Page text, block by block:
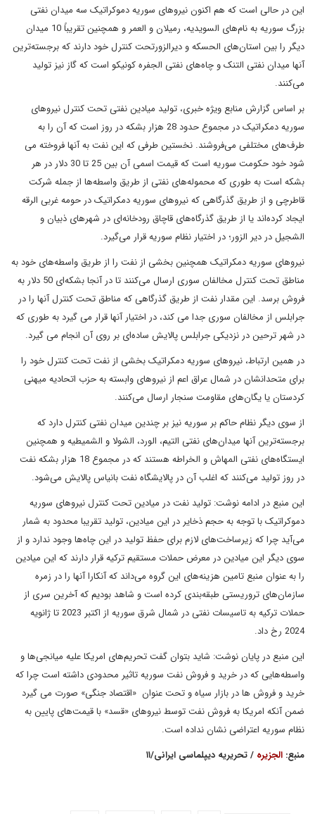
این در حالی است که هم اکنون نیروهای سوریه دموکراتیک سه میدان نفتی
بزرگ سوریه به نام‌های السویدیه، رمیلان و العمر و همچنین تقریباً 10 میدان
دیگر را بین استان‌های الحسکه و دیرالزورتحت کنترل خود دارند که برجسته‌ترین
آنها میدان نفتی التنک و چاه‌های نفتی الجفره کونیکو است که گاز نیز تولید
می‌کنند.
بر اساس گزارش منابع ویژه خبری، تولید میادین نفتی تحت کنترل نیروهای
سوریه دمکراتیک در مجموع حدود 28 هزار بشکه در روز است که آن را به
طرف‌های مختلفی می‌فروشند. نخستین طرفی که این نفت به آنها فروخته می
شود خود حکومت سوریه است که قیمت اسمی آن بین 25 تا 30 دلار در هر
بشکه است به طوری که محموله‌های نفتی از طریق واسطه‌ها از جمله شرکت
قاطرچی و از طریق گذرگاهی که نیروهای سوریه دمکراتیک در حومه غربی الرقه
ایجاد کرده‌اند یا از طریق گذرگاه‌های قاچاق رودخانه‌ای در شهرهای ذبیان و
الشجیل در دیر الزور؛ در اختیار نظام سوریه قرار می‌گیرد.
نیروهای سوریه دمکراتیک همچنین بخشی از نفت را از طریق واسطه‌های خود به
مناطق تحت کنترل مخالفان سوری ارسال می‌کنند تا در آنجا بشکه‌ای 50 دلار به
فروش برسد. این مقدار نفت از طریق گذرگاهی که مناطق تحت کنترل آنها را در
جرابلس از مخالفان سوری جدا می کند، در اختیار آنها قرار می گیرد به طوری که
در شهر ترحین در نزدیکی جرابلس پالایش ساده‌ای بر روی آن انجام می گیرد.
در همین ارتباط، نیروهای سوریه دمکراتیک بخشی از نفت تحت کنترل خود را
برای متحدانشان در شمال عراق اعم از نیروهای وابسته به حزب اتحادیه میهنی
کردستان یا یگان‌های مقاومت سنجار ارسال می‌کنند.
از سوی دیگر نظام حاکم بر سوریه نیز بر چندین میدان نفتی کنترل دارد که
برجسته‌ترین آنها میدان‌های نفتی التیم، الورد، الشولا و الشمیطیه و همچنین
ایستگاه‌های نفتی المهاش و الخراطه هستند که در مجموع 18 هزار بشکه نفت
در روز تولید می‌کنند که اغلب آن در پالایشگاه نفت بانیاس پالایش می‌شود.
این منبع در ادامه نوشت: تولید نفت در میادین تحت کنترل نیروهای سوریه
دموکراتیک با توجه به حجم ذخایر در این میادین، تولید تقریبا محدود به شمار
می‌آید چرا که زیرساخت‌های لازم برای حفظ تولید در این چاه‌ها وجود ندارد و از
سوی دیگر این میادین در معرض حملات مستقیم ترکیه قرار دارند که این میادین
را به عنوان منبع تامین هزینه‌های این گروه می‌داند که آنکارا آنها را در زمره
سازمان‌های تروریستی طبقه‌بندی کرده است و شاهد بودیم که آخرین سری از
حملات ترکیه به تاسیسات نفتی در شمال شرق سوریه از اکتبر 2023 تا ژانویه
2024 رخ داد.
این منبع در پایان نوشت: شاید بتوان گفت تحریم‌های امریکا علیه میانجی‌ها و
واسطه‌هایی که در خرید و فروش نفت سوریه تاثیر محدودی داشته است چرا که
خرید و فروش ها در بازار سیاه و تحت عنوان «اقتصاد جنگی» صورت می گیرد
ضمن آنکه امریکا به فروش نفت توسط نیروهای «قسد» با قیمت‌های پایین به
نظام سوریه اعتراضی نشان نداده است.
منبع: الجزیره / تحریریه دیپلماسی ایرانی/۱۱